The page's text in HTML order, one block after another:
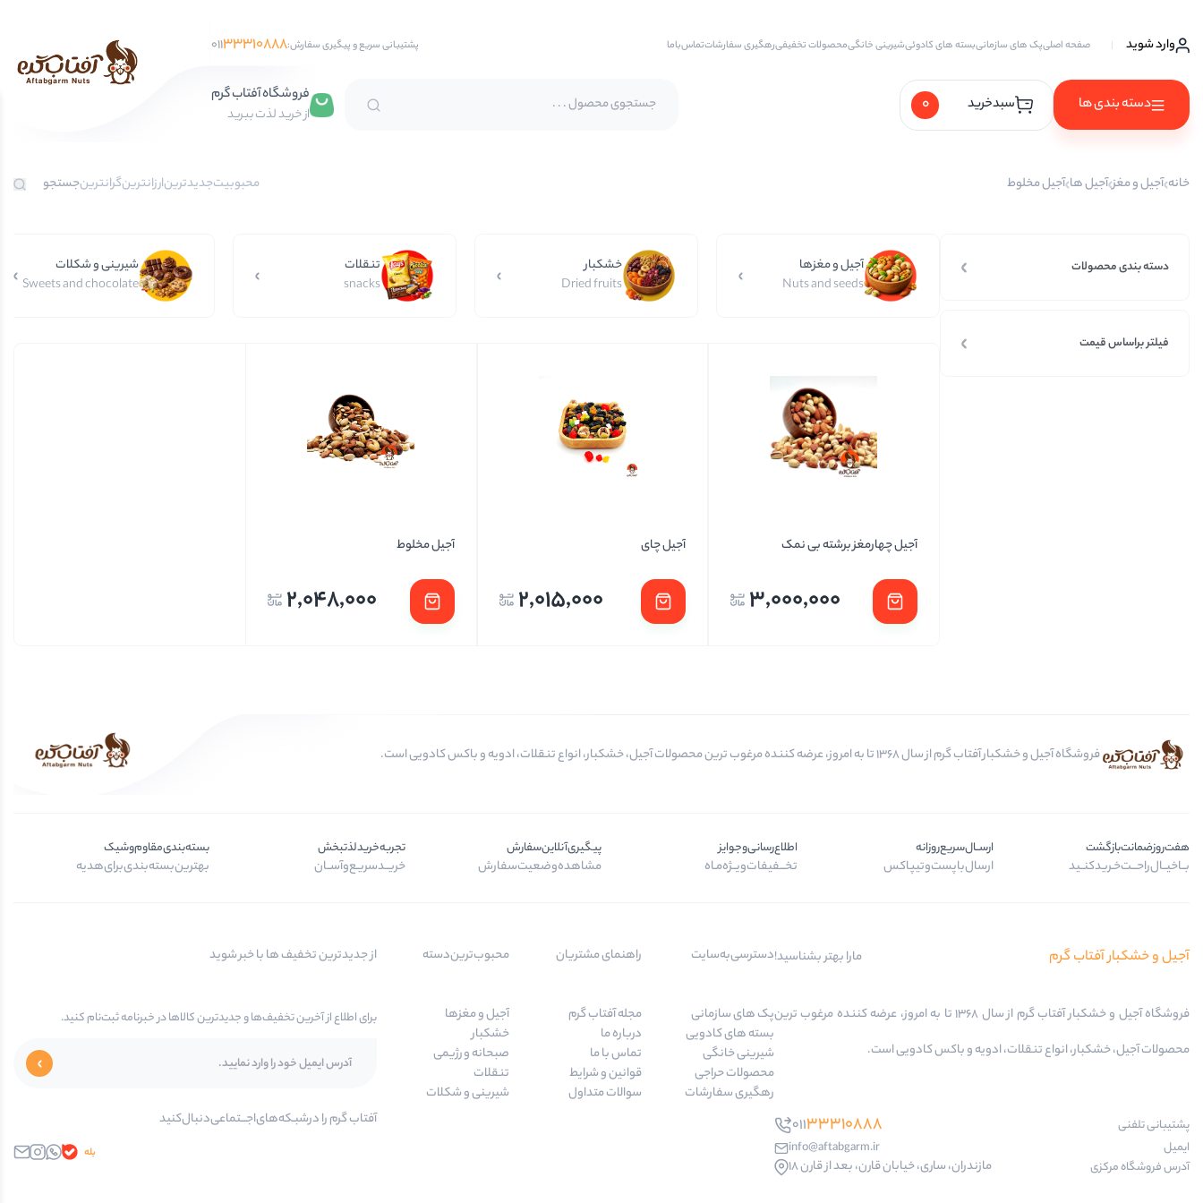
وارد شوید صفحه اصلیپک های سازمانیبسته های کادوئیشیرینی خانگیمحصولات تخفیفیرهگیری سفارشاتتماس‌با‌ما پشتیبانی سریع و پیگیری سفارش: 01133310888
دسته بندی ها
آجیل سه مغز
بادام هندی
بادام درختی
تخمه هندوانه
سبدخرید 0 فروشگاه آفتاب گرم
از خرید لذت ببرید
خانه آجیل و مغز آجیل ها آجیل مخلوط محبوبیتجدیدترینارزانترینگرانترین
دسته بندی محصولات
فیلتر براساس قیمت
آجیل و مغزها
Nuts and seeds
خشکبار
Dried fruits
تنقلات
snacks
شیرینی و شکلات
Sweets and chocolate
آجیل چهارمغز برشته بی نمک
3,000,000
آجیل چای
2,015,000
آجیل مخلوط
2,048,000
فروشگاه آجیل و خشکبار آفتاب گرم از سال 1368 تا به امروز، عرضه کننده مرغوب ترین محصولات آجیل، خشکبار، انواع تنقلات، ادویه و باکس کادویی است.
هفت‌روز‌ضمانت‌بازگشت
بــا‌خیــال‌راحـــت‌خـرید‌کنــید
ارســال‌سریع‌روزانه
ارسال‌با‌پست‌و‌تیپاکس
اطلاع‌رسانی‌و‌جوایز
تخـــفیفات‌ویــژه‌مـاه
پیگیری‌آنلاین‌سفارش
مشاهده‌وضعیت‌سفارش
تجربه‌خرید‌لذتبخش
خریــد‌سریـع‌و‌آســان
بسته‌بندی‌مقاوم‌وشیک
بهترین‌بسته‌بندی‌برای‌هدیه
آجیل و خشکبار آفتاب گرم مارا بهتر بشناسید!
فروشگاه آجیل و خشکبار آفتاب گرم از سال 1368 تا به امروز، عرضه کننده مرغوب ترین
محصولات آجیل، خشکبار، انواع تنقلات، ادویه و باکس کادویی است.
پشتیبانی تلفنی 01133310888
ایمیل
info@aftabgarm.ir
آدرس‌ فروشگاه مرکزی
مازندران، ساری، خیابان قارن، بعد از قارن 18
دسترسی‌به‌سایت
پک های سازمانی
بسته های کادویی
شیرینی خانگی
محصولات حراجی
رهگیری سفارشات
راهنمای مشتریان
مجله آفتاب گرم
درباره ما
تماس با ما
قوانین و شرایط
سوالات متداول
محبوب‌ترین‌دسته‌
آجیل و مغزها
خشکبار
صبحانه و رژیمی
تنقلات
شیرینی و شکلات
از جدیدترین تخفیف ها با خبر شوید
برای اطلاع از آخرین تخفیف‌ها و جدیدترین کالاها در خبرنامه ثبت‌نام کنید.
آفتاب گرم را در‌‌شبـکه‌های‌اجـــتماعی‌دنبال‌کنید
بلهواتساپ
اینستاگرامایمیل